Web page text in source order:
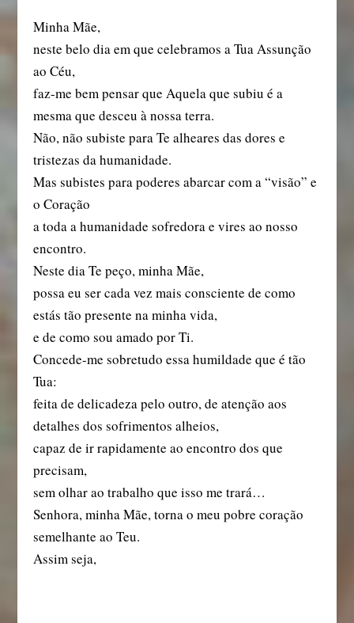
Minha Mãe,
neste belo dia em que celebramos a Tua Assunção
ao Céu,
faz-me bem pensar que Aquela que subiu é a
mesma que desceu à nossa terra.
Não, não subiste para Te alheares das dores e
tristezas da humanidade.
Mas subistes para poderes abarcar com a “visão” e
o Coração
a toda a humanidade sofredora e vires ao nosso
encontro.
Neste dia Te peço, minha Mãe,
possa eu ser cada vez mais consciente de como
estás tão presente na minha vida,
e de como sou amado por Ti.
Concede-me sobretudo essa humildade que é tão
Tua:
feita de delicadeza pelo outro, de atenção aos
detalhes dos sofrimentos alheios,
capaz de ir rapidamente ao encontro dos que
precisam,
sem olhar ao trabalho que isso me trará…
Senhora, minha Mãe, torna o meu pobre coração
semelhante ao Teu.
Assim seja,